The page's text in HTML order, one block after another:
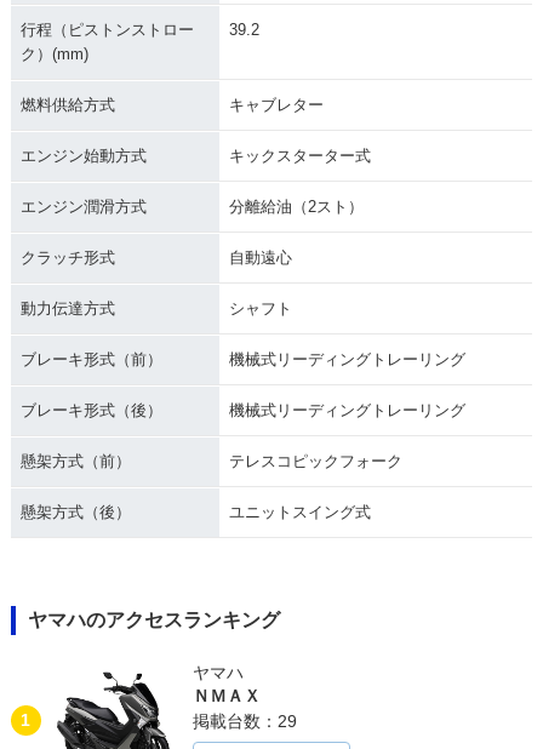
ラーチェンジ
ラーチェンジ
ラーチェンジ
ラーチェンジ
ラーチェンジ
行程（ピストンストロー
ク）(mm)
39.2
燃料供給方式 キャブレター
エンジン始動方式 キックスターター式
エンジン潤滑方式 分離給油（2スト）
クラッチ形式 自動遠心
動力伝達方式 シャフト
ブレーキ形式（前） 機械式リーディングトレーリング
ブレーキ形式（後） 機械式リーディングトレーリング
懸架方式（前） テレスコピックフォーク
懸架方式（後） ユニットスイング式
ヤマハのアクセスランキング
1
ヤマハ
ＮＭＡＸ
掲載台数：29